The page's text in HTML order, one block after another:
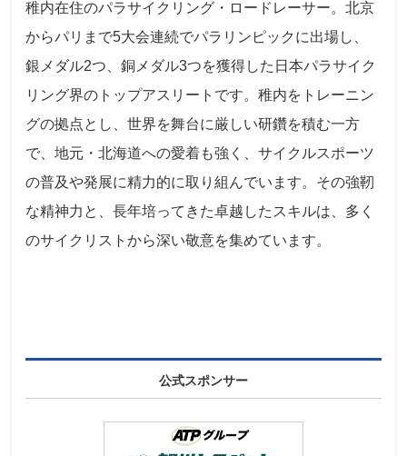
稚内在住のパラサイクリング・ロードレーサー。北京
からパリまで5大会連続でパラリンピックに出場し、
銀メダル2つ、銅メダル3つを獲得した日本パラサイク
リング界のトップアスリートです。稚内をトレーニン
グの拠点とし、世界を舞台に厳しい研鑽を積む一方
で、地元・北海道への愛着も強く、サイクルスポーツ
の普及や発展に精力的に取り組んでいます。その強靭
な精神力と、長年培ってきた卓越したスキルは、多く
のサイクリストから深い敬意を集めています。
公式スポンサー